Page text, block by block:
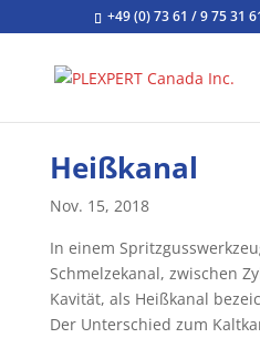
+49 (0) 73 61 / 9 75 31
Heißkanal
Nov. 15, 2018
In einem
Schmelzekanal, zwischen
Kavität, als Heißkanal
Der Unterschied zum